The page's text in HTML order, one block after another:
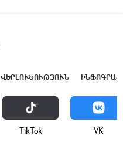
ՎԵՐԼՈՒԾՈՒԹՅՈՒՆ
ТikТоk VK